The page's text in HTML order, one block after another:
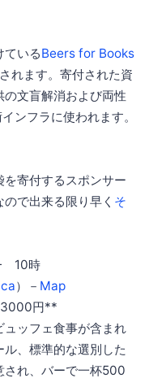
ているBeers for Books
れます。寄付された資
文盲解消および両性
ンフラに使われます。
寄付するスポンサー
で出来る限り早く そ
- 10時
）－ Map
円**
ッフェ食事が含まれ
、標準的な選別した
され、バーで一杯500